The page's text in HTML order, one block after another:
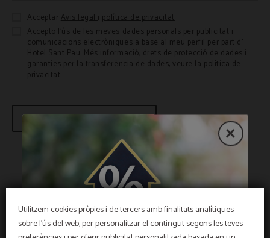
Utilitzem cookies pròpies i de tercers amb finalitats analítiques
sobre l'ús del web, per personalitzar el contingut segons les teves
Acceptar Avis legali política de privacitat
Accepto l'ús de les meves dades personals per publicitat i
comunicacions electròniques a base al meu perfil per part d'
Hotel Sant Pau. Més informació, drets de protecció de dades i
garanties per la transferència de dades, veure la política de
privacitat.
ENVIAR